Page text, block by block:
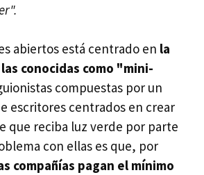
abiertos está centrado en la
conocidas como "mini-
compuestas por un
escritores centrados en crear
que reciba luz verde por parte
con ellas es que, por
compañías pagan el mínimo